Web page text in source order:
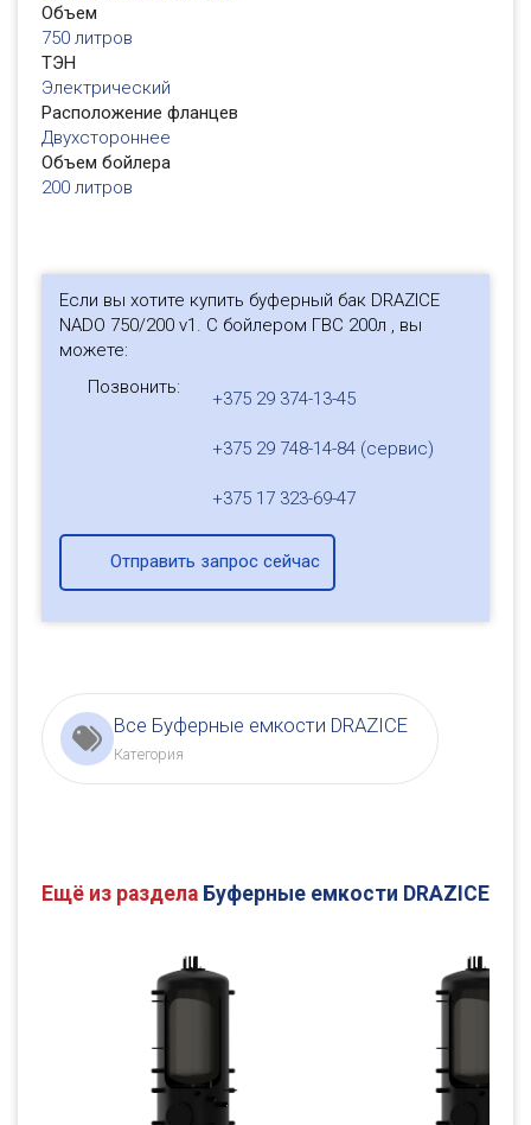
Объем
750 литров
ТЭН
Электрический
Расположение фланцев
Двухстороннее
Объем бойлера
200 литров
Если вы хотите купить буферный бак DRAZICE
NADO 750/200 v1. С бойлером ГВС 200л , вы
можете:
Позвонить:
+375 29 374-13-45
+375 29 748-14-84 (сервис)
+375 17 323-69-47
Отправить запрос сейчас
Все Буферные емкости DRAZICE
Категория
Ещё из раздела Буферные емкости DRAZICE